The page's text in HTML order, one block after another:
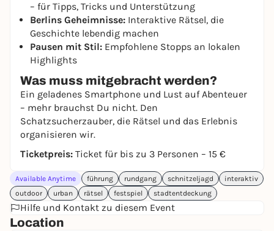
– für Tipps, Tricks und Unterstützung
Berlins Geheimnisse: Interaktive Rätsel, die
Geschichte lebendig machen
Pausen mit Stil: Empfohlene Stopps an lokalen
Highlights
Was muss mitgebracht werden?
Ein geladenes Smartphone und Lust auf Abenteuer
– mehr brauchst Du nicht. Den
Schatzsucherzauber, die Rätsel und das Erlebnis
organisieren wir.
Ticketpreis: Ticket für bis zu 3 Personen – 15 €
Available Anytime führung rundgang schnitzeljagd
interaktiv
outdoor
urban rätsel festspiel stadtentdeckung
Hilfe und Kontakt zu diesem Event
Location